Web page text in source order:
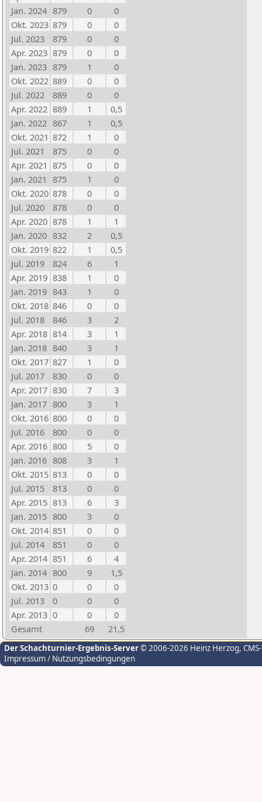
Jan. 2024 879 0
0
Okt. 2023 879 0
0
Jul. 2023
879 0
0
Apr. 2023 879 0
0
Jan. 2023 879 1
0
Okt. 2022 889 0
0
Jul. 2022
889 0
0
Apr. 2022 889 1
0,5
Jan. 2022 867 1
0,5
Okt. 2021 872 1
0
Jul. 2021
875 0
0
Apr. 2021 875 0
0
Jan. 2021 875 1
0
Okt. 2020 878 0
0
Jul. 2020
878 0
0
Apr. 2020 878 1
1
Jan. 2020 832 2
0,5
Okt. 2019 822 1
0,5
Jul. 2019
824 6
1
Apr. 2019 838 1
0
Jan. 2019 843 1
0
Okt. 2018 846 0
0
Jul. 2018
846 3
2
Apr. 2018 814 3
1
Jan. 2018 840 3
1
Okt. 2017 827 1
0
Jul. 2017
830 0
0
Apr. 2017 830 7
3
Jan. 2017 800 3
1
Okt. 2016 800 0
0
Jul. 2016
800 0
0
Apr. 2016 800 5
0
Jan. 2016 808 3
1
Okt. 2015 813 0
0
Jul. 2015
813 0
0
Apr. 2015 813 6
3
Jan. 2015 800 3
0
Okt. 2014 851 0
0
Jul. 2014
851 0
0
Apr. 2014 851 6
4
Jan. 2014 800 9
1,5
Okt. 2013 0 0
0
Jul. 2013
0 0
0
Apr. 2013 0 0
0
Gesamt
69 21,5
Der Schachturnier-Ergebnis-Server© 2006-2026 Heinz Herzog,
Impressum / Nutzungsbedingungen